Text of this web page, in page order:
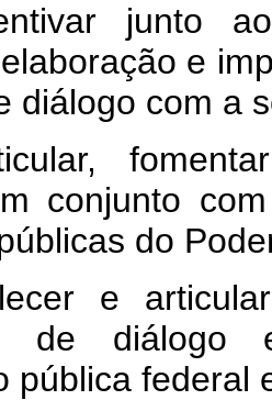
junto
e
diálogo com a
conjunto
do
e
de
pública federal